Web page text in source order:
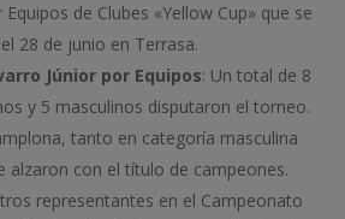
de Clubes «Yellow Cup» que se
28 de junio en Terrasa.
Júnior por Equipos: Un total de 8
y 5 masculinos disputaron el torneo.
tanto en categoría masculina
alzaron con el título de campeones.
representantes en el Campeonato